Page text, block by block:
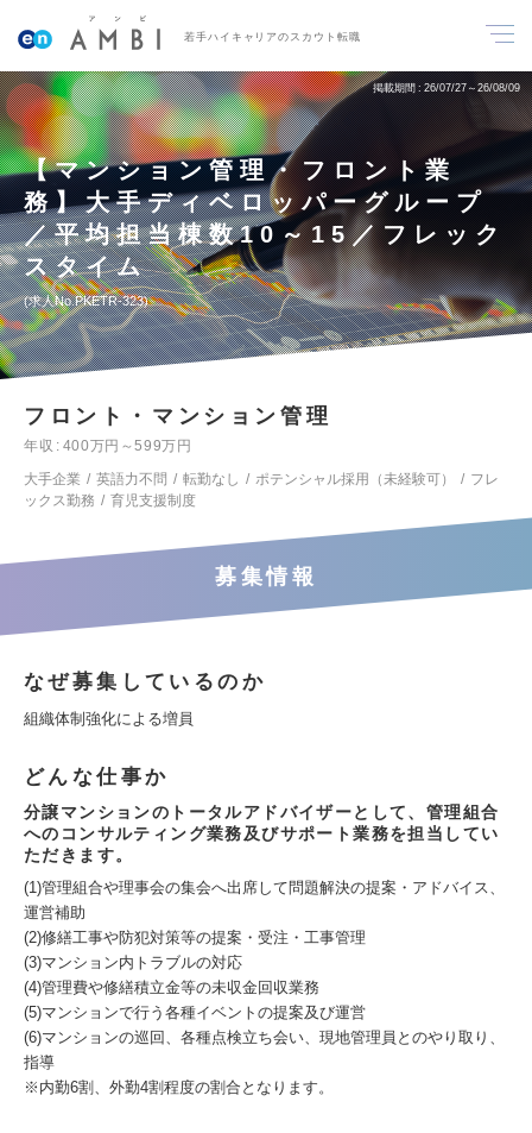
若手ハイキャリアのスカウト転職
掲載期間 26/07/27～26/08/09
【マンション管理・フロント業
務】大手ディベロッパーグループ
／平均担当棟数10～15／フレック
スタイム
求人No.PKETR-323
フロント・マンション管理
年収
400万円～599万円
大手企業
英語力不問 転勤なし ポテンシャル採用（未経験可）
フレ
ックス勤務
育児支援制度
募集情報
なぜ募集しているのか
組織体制強化による増員
どんな仕事か
分譲マンションのトータルアドバイザーとして、管理組合
へのコンサルティング業務及びサポート業務を担当してい
ただきます。
(1)管理組合や理事会の集会へ出席して問題解決の提案・アドバイス、
運営補助
(2)修繕工事や防犯対策等の提案・受注・工事管理
(3)マンション内トラブルの対応
(4)管理費や修繕積立金等の未収金回収業務
(5)マンションで行う各種イベントの提案及び運営
(6)マンションの巡回、各種点検立ち会い、現地管理員とのやり取り、
指導
※内勤6割、外勤4割程度の割合となります。